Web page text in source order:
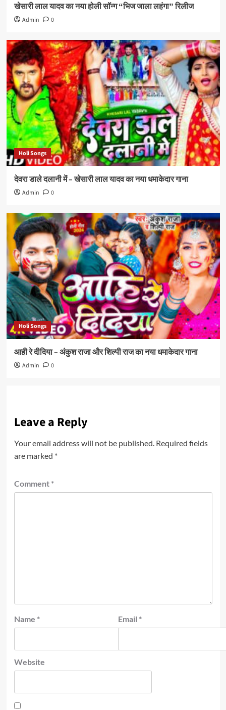
खेसारी लाल यादव का नया होली सॉन्ग “भिज जाला लहंगा” रिलीज
Admin 0
Holi Songs
देवरा डाले दलानी में – खेसारी लाल यादव का नया धमाकेदार गाना
Admin 0
Holi Songs
आही रे दीदिया – अंकुश राजा और शिल्पी राज का नया धमाकेदार गाना
Admin 0
Leave a Reply
Your email address will not be published. Required fields
are marked *
Comment *
Name * Email *
Website